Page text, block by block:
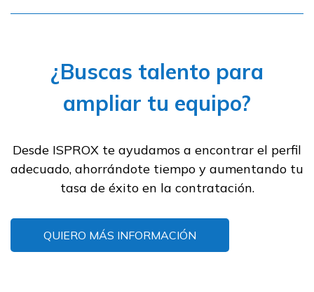
¿Buscas talento para
ampliar tu equipo?
Desde ISPROX te ayudamos a encontrar el perfil
adecuado, ahorrándote tiempo y aumentando tu
tasa de éxito en la contratación.
QUIERO MÁS INFORMACIÓN